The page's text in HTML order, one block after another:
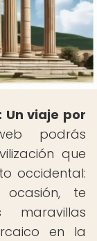
Un viaje por
podrás
que
occidental:
te
en la